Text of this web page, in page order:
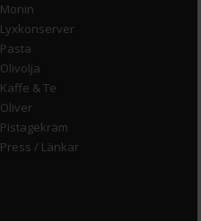
Monin
Lyxkonserver
Pasta
Olivolja
Kaffe & Te
Oliver
Pistagekräm
Press / Länkar